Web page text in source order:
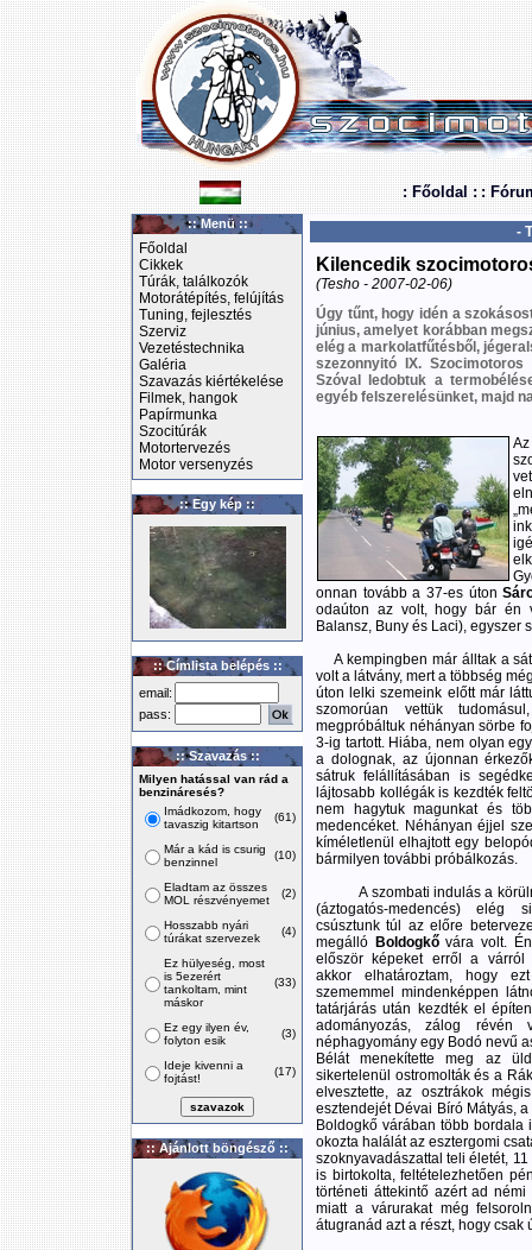
: Főoldal : :
:: Menü ::
Főoldal
Cikkek
Túrák, találkozók
Motorátépítés, felújítás
Tuning, fejlesztés
Szerviz
Vezetéstechnika
Galéria
Szavazás kiértékelése
Filmek, hangok
Papírmunka
Szocitúrák
Motortervezés
Motor versenyzés
:: Egy kép ::
:: Címlista belépés ::
email:
pass:
:: Szavazás ::
Milyen hatással van rád a
benzináresés?
Imádkozom, hogy
tavaszig kitartson
(61)
Már a kád is csurig
benzinnel
(10)
Eladtam az összes
MOL részvényemet
(2)
Hosszabb nyári
túrákat szervezek
(4)
Ez hülyeség, most
is 5ezerért
tankoltam, mint
máskor
(33)
Ez egy ilyen év,
folyton esik
(3)
Ideje kivenni a
fojtást!
(17)
:: Ajánlott böngésző ::
-
Kilencedik
(Tesho - 2007-02-06)
Úgy tűnt, hogy idén a
június, amelyet korábban
elég a markolatfűtésből,
szezonnyitó IX.
Szóval ledobtuk a
egyéb felszerelésünket, majd
onnan tovább a 37-es úton
odaúton az volt, hogy bár én
Balansz, Buny és Laci), egyszer
A kempingben már álltak a
volt a látvány, mert a többség
úton lelki szemeink előtt már
szomorúan vettük
megpróbáltuk néhányan sörbe
3-ig tartott. Hiába, nem olyan
a dolognak, az újonnan
sátruk felállításában is
lájtosabb kollégák is kezdték
nem hagytuk magunkat és
medencéket. Néhányan éjjel
kíméletlenül elhajtott egy
bármilyen további próbálkozás.
A szombati indulás a
(áztogatós-medencés) elég
csúsztunk túl az előre
megálló Boldogkővára volt.
először képeket erről a várról
akkor elhatároztam, hogy
szememmel mindenképpen
tatárjárás után kezdték el
adományozás, zálog révén
néphagyomány egy Bodó nevű
Bélát menekítette meg az
sikertelenül ostromolták és a
elvesztette, az osztrákok
esztendejét Dévai Bíró Mátyás,
Boldogkő várában több bordala
okozta halálát az esztergomi
szoknyavadászattal teli életét,
is birtokolta, feltételezhetően
történeti áttekintő azért ad
miatt a várurakat még
átugranád azt a részt, hogy csak